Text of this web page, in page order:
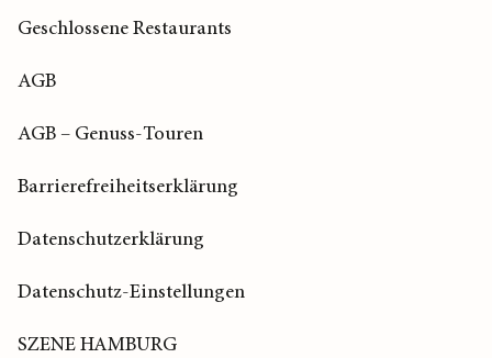
Geschlossene Restaurants
AGB
AGB – Genuss-Touren
Barrierefreiheitserklärung
Datenschutzerklärung
Datenschutz-Einstellungen
SZENE HAMBURG